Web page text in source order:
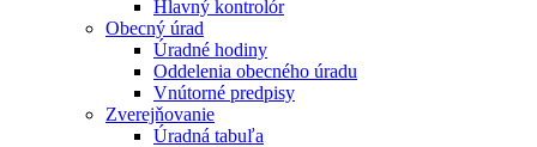
Hlavný kontrolór
Obecný úrad
Úradné hodiny
Oddelenia obecného úradu
Vnútorné predpisy
Zverejňovanie
Úradná tabuľa